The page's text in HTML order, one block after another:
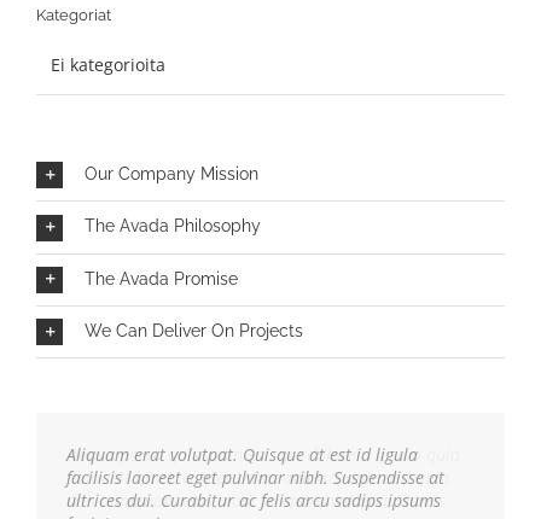
Kategoriat
Ei kategorioita
Our Company Mission
The Avada Philosophy
The Avada Promise
We Can Deliver On Projects
Aliquam erat volutpat. Quisque at est id ligula
facilisis laoreet eget pulvinar nibh. Suspendisse at
ultrices dui. Curabitur ac felis arcu sadips ipsums